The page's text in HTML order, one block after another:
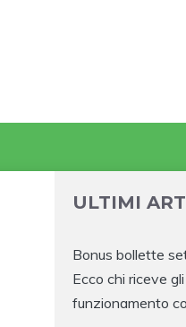
ULTIMI
Bonus bollette
Ecco chi riceve
funzionamento